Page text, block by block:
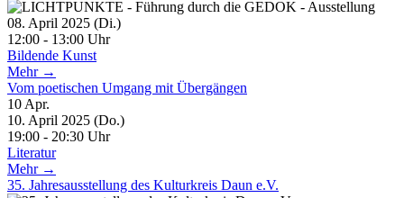
08. April 2025 (Di.)
12:00 - 13:00 Uhr
Bildende Kunst
Mehr →
Vom poetischen Umgang mit Übergängen
10 Apr.
10. April 2025 (Do.)
19:00 - 20:30 Uhr
Literatur
Mehr →
35. Jahresausstellung des Kulturkreis Daun e.V.